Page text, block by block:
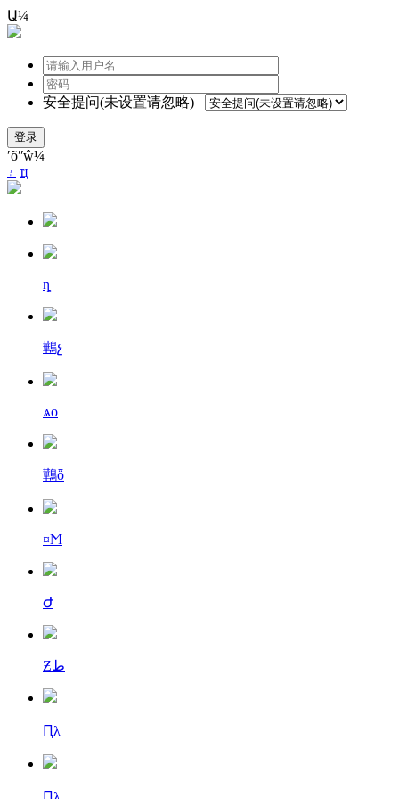
Ա¼
安全提问(未设置请忽略)
登录
ʹõʺŵ¼
۽ ҵ
ȵ
鷨չ
ѧо
鷨ȫ
¤Ϻ
Ժ
Ƶط
Ԥλ